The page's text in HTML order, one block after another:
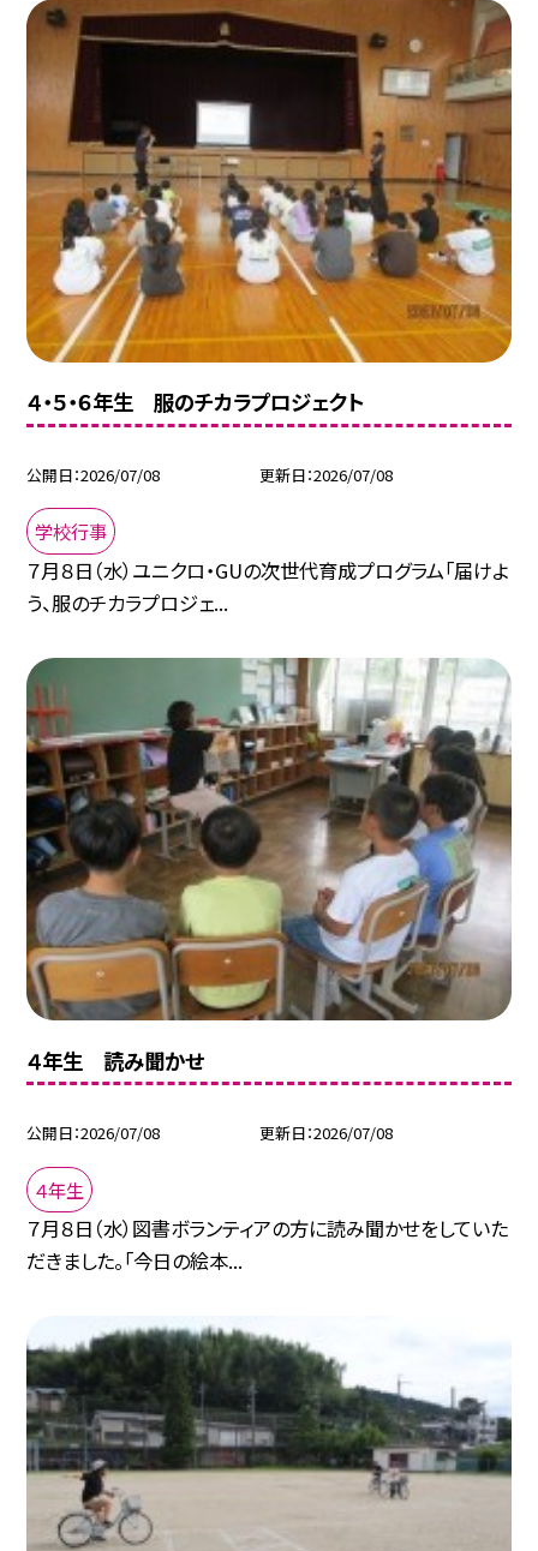
４・５・６年生 服のチカラプロジェクト
公開日 2026/07/08 更新日 2026/07/08
学校行事
７月８日（水）ユニクロ・GUの次世代育成プログラム「届けよ
う、服のチカラプロジェ...
４年生 読み聞かせ
公開日 2026/07/08 更新日 2026/07/08
４年生
７月８日（水）図書ボランティアの方に読み聞かせをしていた
だきました。「今日の絵本...